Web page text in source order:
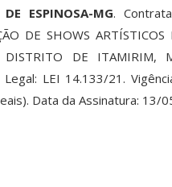
ESPINOSA-MG.
DE SHOWS
DISTRITO DE ITAMIRIM,
Legal: LEI 14.133/21.
Data da Assinatura: 13/